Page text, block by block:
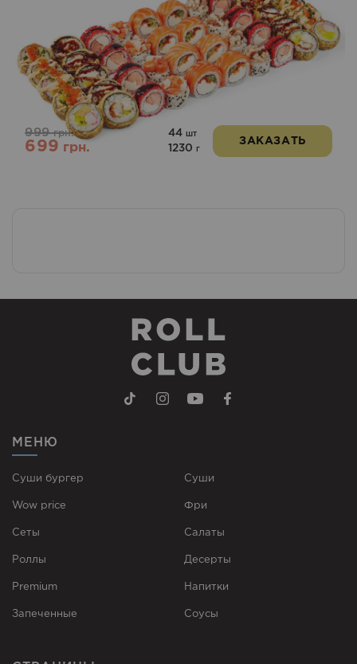
999грн.
699грн.
44 шт
1230 г
ЗАКАЗАТЬ
МЕНЮ
Суши бургер
Wow price
Сеты
Роллы
Premium
Запеченные
Суши
Фри
Cалаты
Десерты
Напитки
Соусы